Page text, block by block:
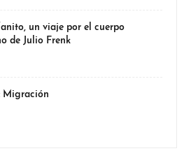
un viaje por el cuerpo
de Julio Frenk
Migración